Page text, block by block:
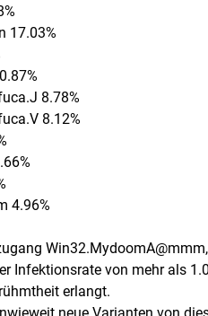
17.03%
8.78%
8.12%
4.96%
Infektionsrate von mehr als
erlangt.
neue Varianten von